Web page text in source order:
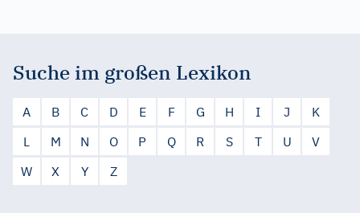
Suche im großen Lexikon
A B C D E F G H I J
K
L
M N O P Q R S T U
V
W
X Y Z